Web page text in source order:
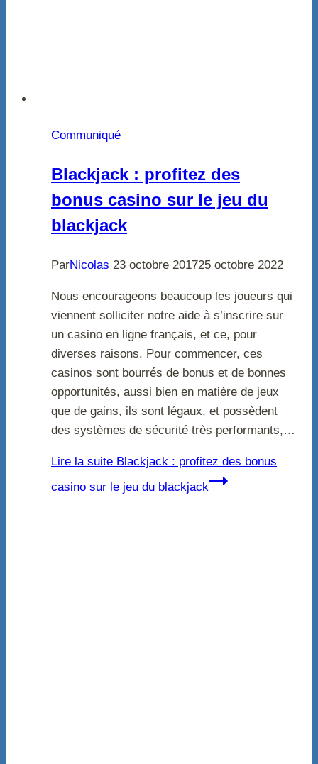
Communiqué
Blackjack : profitez des
bonus casino sur le jeu du
blackjack
ParNicolas 23 octobre 201725 octobre 2022
Nous encourageons beaucoup les joueurs qui
viennent solliciter notre aide à s’inscrire sur
un casino en ligne français, et ce, pour
diverses raisons. Pour commencer, ces
casinos sont bourrés de bonus et de bonnes
opportunités, aussi bien en matière de jeux
que de gains, ils sont légaux, et possèdent
des systèmes de sécurité très performants,…
Lire la suite Blackjack : profitez des bonus
casino sur le jeu du blackjack